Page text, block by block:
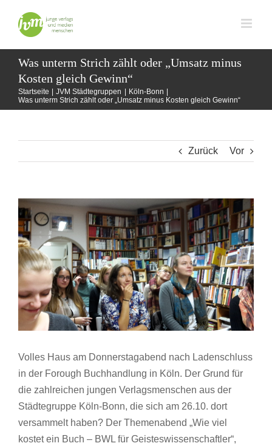
Inhalt
springen
Was unterm Strich zählt oder „Umsatz minus
Kosten gleich Gewinn“
Startseite JVM Städtegruppen
Köln-Bonn
Was unterm Strich zählt oder „Umsatz minus Kosten gleich Gewinn“
Zurück Vor
Zeige
grösseres
Bild
Volles Haus am Donnerstagabend nach Ladenschluss
in der Forough Buchhandlung in Köln. Der Grund für
die zahlreichen jungen Verlagsmenschen aus der
Städtegruppe Köln-Bonn, die sich am 26.10. dort
versammelt haben? Der Themenabend „Wie viel
kostet ein Buch – BWL für Geisteswissenschaftler“,